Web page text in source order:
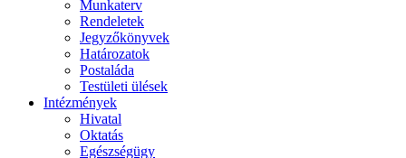
Munkaterv
Rendeletek
Jegyzőkönyvek
Határozatok
Postaláda
Testületi ülések
Intézmények
Hivatal
Oktatás
Egészségügy